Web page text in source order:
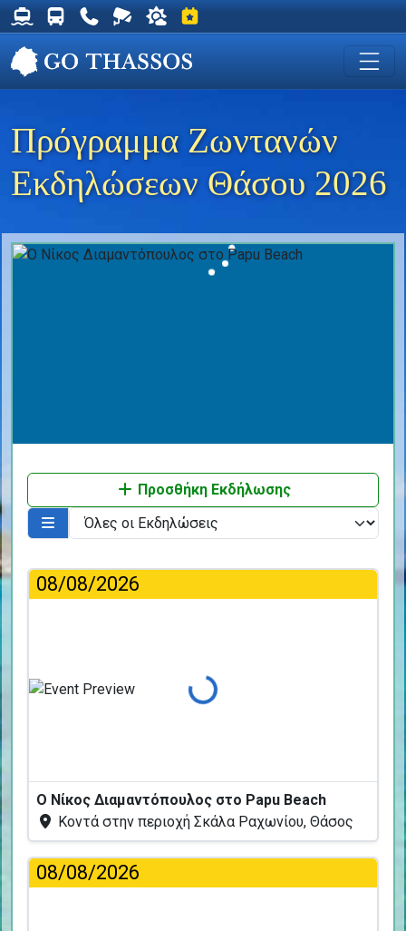
Δρομολόγια Φέρυ για Θάσο
Δρομολόγια Λεωφορείων Θάσου
Χρήσιμα Τηλέφωνα
Ζωντανή Κάμερα στη Χρυσή Ακτή
Ο καιρός στη Θάσο
Εκδηλώσεις στη Θάσο
Πρόγραμμα Ζωντανών
Εκδηλώσεων Θάσου 2026
Προσθήκη Εκδήλωσης
08/08/2026
Φόρτωση...
Ο Νίκος Διαμαντόπουλος στο Papu Beach
Κοντά στην περιοχή Σκάλα Ραχωνίου, Θάσος
08/08/2026